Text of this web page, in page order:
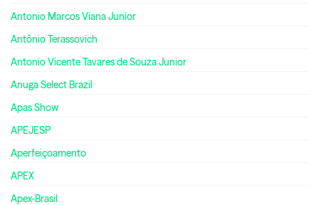
Antonio Marcos Viana Junior
Antônio Terassovich
Antonio Vicente Tavares de Souza Junior
Anuga Select Brazil
Apas Show
APEJESP
Aperfeiçoamento
APEX
Apex-Brasil